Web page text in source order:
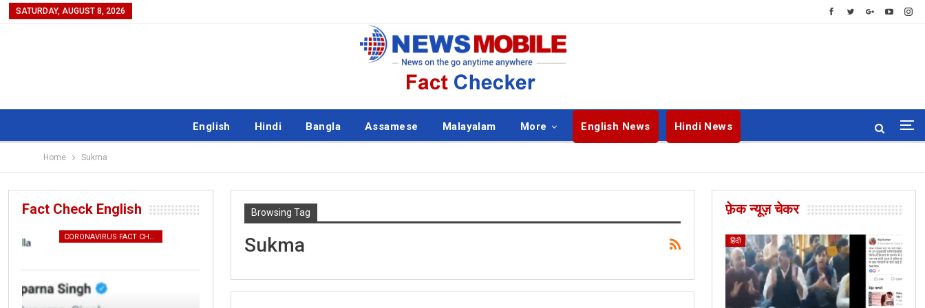
SATURDAY, AUGUST 8, 2026
English Hindi Bangla Assamese Malayalam More English News Hindi News
Home Sukma
Browsing Tag
Sukma
फ़ेक न्यूज़ चेकर
हिंदी
Fact Check English
CORONAVIRUS FACT CHECK BANGLA